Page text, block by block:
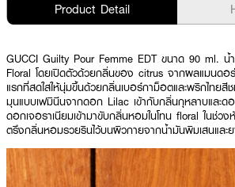
Product Detail
GUCCI Guilty Pour Femme EDT ขนาด 90 ml. น้
Floral โดยเปิดตัวด้วยกลิ่นของ citrus จากผลแมนด
แรกที่สดใสให้นุ่มขึ้นด้วยกลิ่นเบอร์กาม็อตและพริกไทย
มุนแบบเฟมินีนจากดอก Lilac เข้ากับกลิ่นกุหลาบและด
ดอกเจอราเนียมเข้ามาขับกลิ่นหอมในโทน floral ในช่
ตรึงกลิ่นหอมรวยรินไว้บนผิวกายจากน้ำมันพิมเสนและ